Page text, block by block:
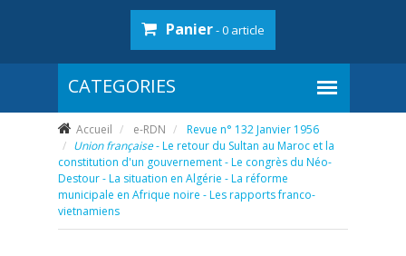
Panier- 0 article
Accueil e-RDN
Revue n° 132 Janvier 1956
Union française- Le retour du Sultan au Maroc et la
constitution d'un gouvernement - Le congrès du Néo-
Destour - La situation en Algérie - La réforme
municipale en Afrique noire - Les rapports franco-
vietnamiens